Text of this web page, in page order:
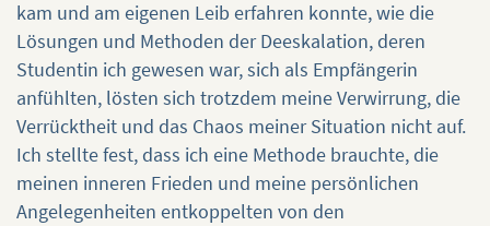
kam und am eigenen Leib erfahren konnte, wie die
Lösungen und Methoden der Deeskalation, deren
Studentin ich gewesen war, sich als Empfängerin
anfühlten, lösten sich trotzdem meine Verwirrung, die
Verrücktheit und das Chaos meiner Situation nicht auf.
Ich stellte fest, dass ich eine Methode brauchte, die
meinen inneren Frieden und meine persönlichen
Angelegenheiten entkoppelten von den